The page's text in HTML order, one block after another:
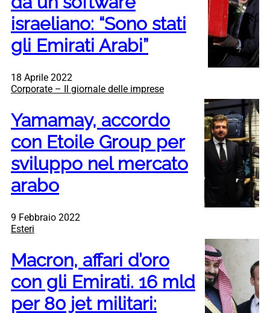
israeliano: “Sono stati
gli Emirati Arabi”
18 Aprile 2022
Corporate – Il giornale delle imprese
Yamamay, accordo
con Etoile Group per
sviluppo nel mercato
arabo
9 Febbraio 2022
Esteri
Macron, affari d’oro
con gli Emirati. 16 mld
per 80 jet militari: